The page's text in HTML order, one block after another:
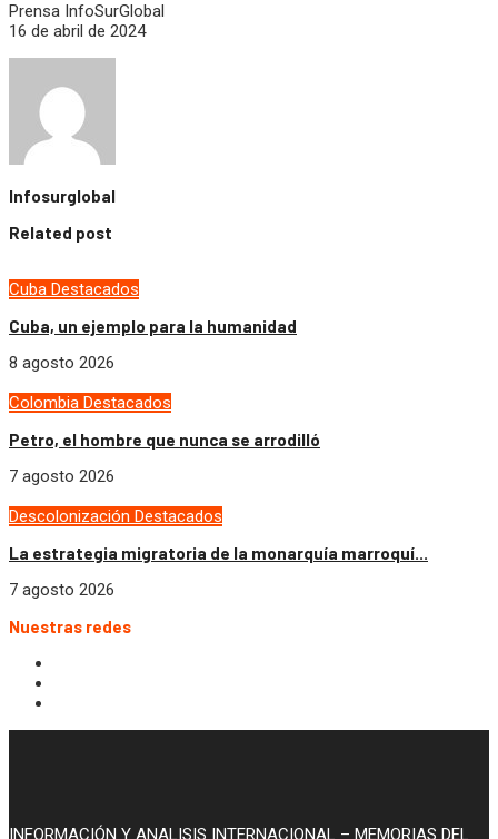
Prensa InfoSurGlobal
16 de abril de 2024
Infosurglobal
Related post
Cuba Destacados
Cuba, un ejemplo para la humanidad
8 agosto 2026
Colombia Destacados
Petro, el hombre que nunca se arrodilló
7 agosto 2026
Descolonización Destacados
La estrategia migratoria de la monarquía marroquí...
7 agosto 2026
Nuestras redes
INFORMACIÓN Y ANALISIS INTERNACIONAL – MEMORIAS DEL